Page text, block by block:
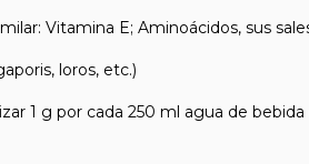
Vitamina E; Aminoácidos, sus
loros, etc.)
1 g por cada 250 ml agua de